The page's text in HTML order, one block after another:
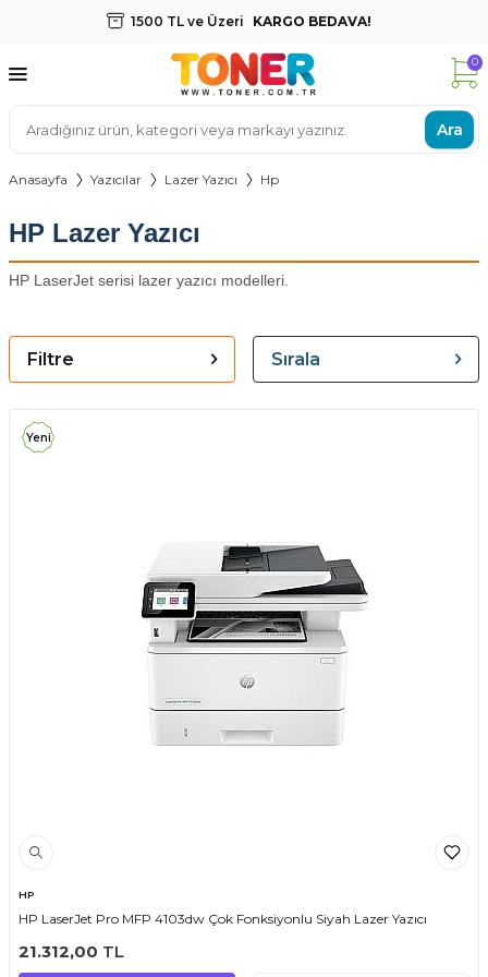
1500 TL ve Üzeri KARGO BEDAVA!
Ara
0
Anasayfa Yazıcılar Lazer Yazıcı Hp
HP Lazer Yazıcı
HP LaserJet serisi lazer yazıcı modelleri.
Filtre Sırala
Yeni
HP
HP LaserJet Pro MFP 4103dw Çok Fonksiyonlu Siyah Lazer Yazıcı
21.312,00 TL